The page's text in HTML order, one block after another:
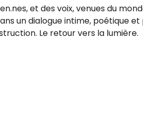
et des voix, venues du
un dialogue intime, poétique
Le retour vers la lumière.